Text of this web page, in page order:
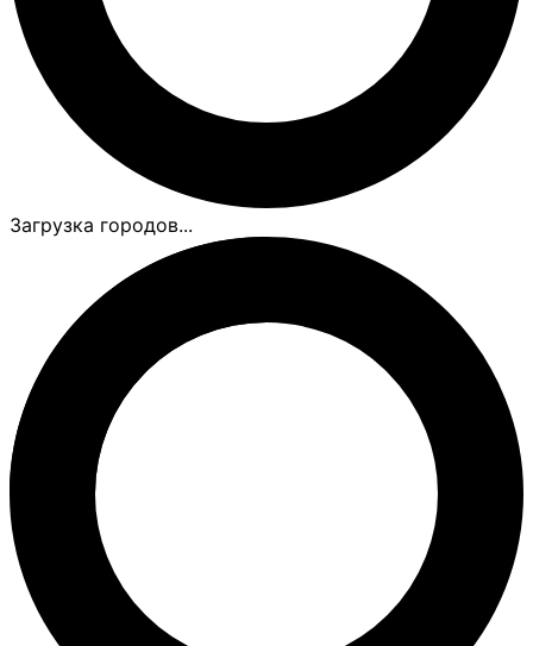
Загрузка городов...